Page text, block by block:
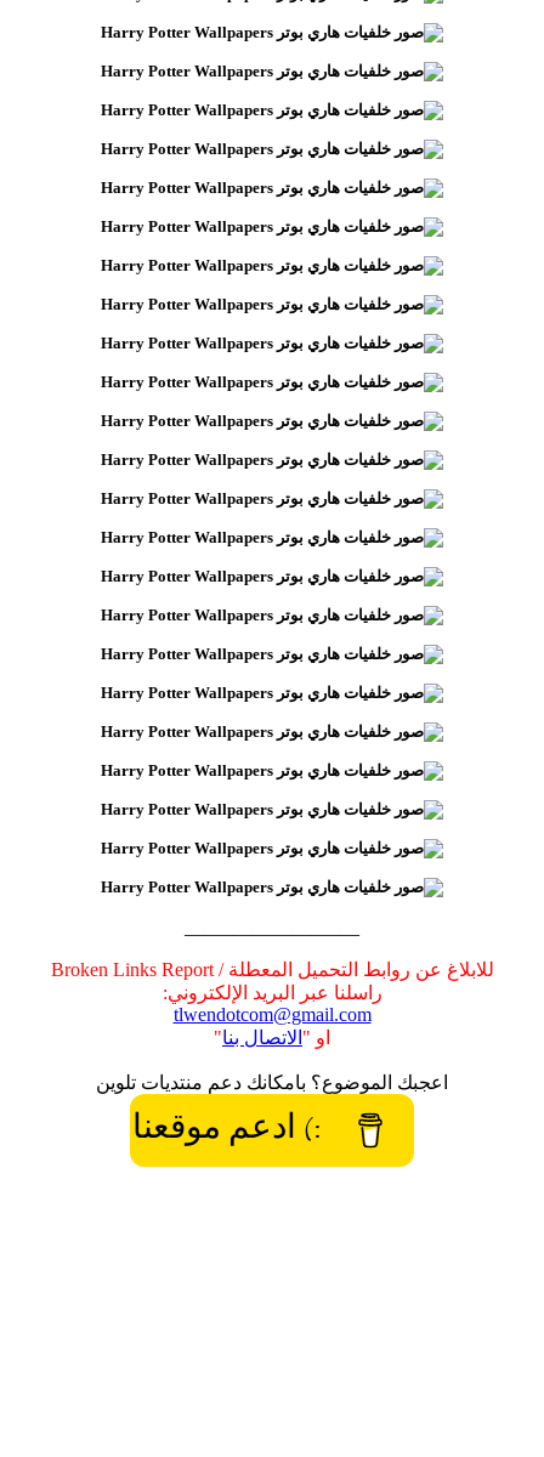
للابلاغ عن روابط التحميل المعطلة / Broken Links Report
راسلنا عبر البريد الإلكتروني:
tlwendotcom@gmail.com
او " الاتصال بنا"
اعجبك الموضوع؟ بامكانك دعم منتديات تلوين
:) ادعم موقعنا